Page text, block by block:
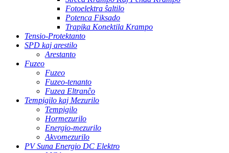
Fotoelektra ŝaltilo
Potenca Fiksado
Trapika Konektila Krampo
Tensio-Protektanto
SPD kaj arestilo
Arestanto
Fuzeo
Fuzeo
Fuzeo-tenanto
Fuzea Eltranĉo
Tempigilo kaj Mezurilo
Tempigilo
Hormezurilo
Energio-mezurilo
Akvomezurilo
PV Suna Energio DC Elektro